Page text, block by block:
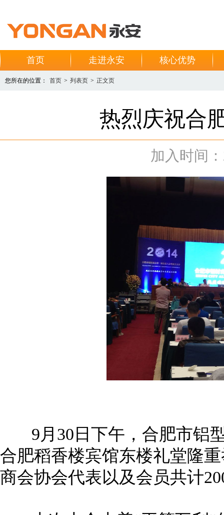
首页 走进永安 核心优势
您所在的位置： 首页 > 列表页 > 正文页
热烈庆祝合
加入时间
9月30日下午，合肥市铝
合肥稻香楼宾馆东楼礼堂隆
商会协会代表以及会员共计